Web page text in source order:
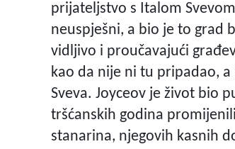
prijateljstvo s Italom
neuspješni, a bio je to grad
vidljivo i proučavajući
kao da nije ni tu pripadao,
Sveva. Joyceov je život bio
tršćanskih godina
stanarina, njegovih kasnih